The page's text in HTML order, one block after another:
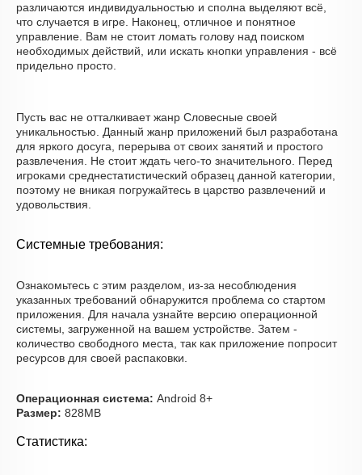
различаются индивидуальностью и сполна выделяют всё,
что случается в игре. Наконец, отличное и понятное
управление. Вам не стоит ломать голову над поиском
необходимых действий, или искать кнопки управления - всё
придельно просто.
Пусть вас не отталкивает жанр Словесные своей
уникальностью. Данный жанр приложений был разработана
для яркого досуга, перерыва от своих занятий и простого
развлечения. Не стоит ждать чего-то значительного. Перед
игроками среднестатистический образец данной категории,
поэтому не вникая погружайтесь в царство развлечений и
удовольствия.
Системные требования:
Ознакомьтесь с этим разделом, из-за несоблюдения
указанных требований обнаружится проблема со стартом
приложения. Для начала узнайте версию операционной
системы, загруженной на вашем устройстве. Затем -
количество свободного места, так как приложение попросит
ресурсов для своей распаковки.
Операционная система: Android 8+
Размер: 828MB
Статистика: